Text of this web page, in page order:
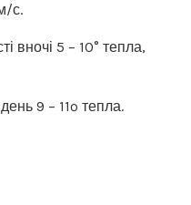
с.
вночі 5 – 10° тепла,
9 – 11º тепла.